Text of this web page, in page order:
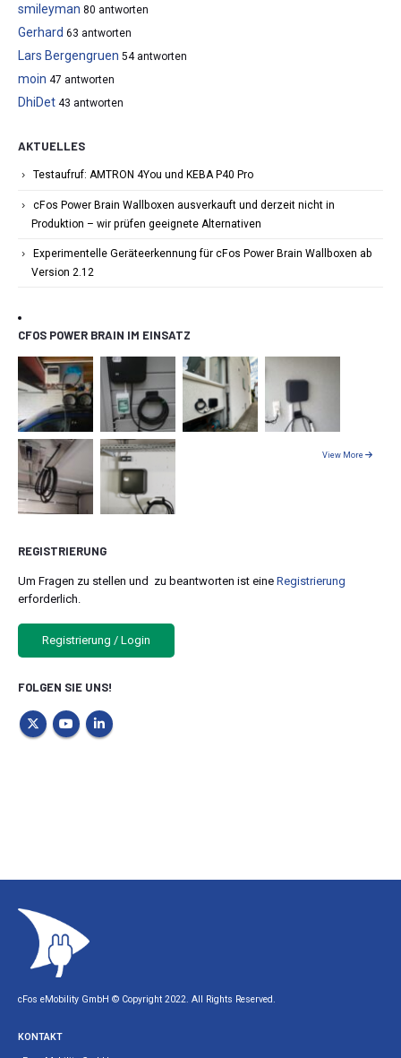
smileyman 80 antworten
Gerhard 63 antworten
Lars Bergengruen 54 antworten
moin 47 antworten
DhiDet 43 antworten
AKTUELLES
Testaufruf: AMTRON 4You und KEBA P40 Pro
cFos Power Brain Wallboxen ausverkauft und derzeit nicht in
Produktion – wir prüfen geeignete Alternativen
Experimentelle Geräteerkennung für cFos Power Brain Wallboxen ab
Version 2.12
CFOS POWER BRAIN IM EINSATZ
View More
REGISTRIERUNG
Um Fragen zu stellen und zu beantworten ist eine Registrierung
erforderlich.
Registrierung / Login
FOLGEN SIE UNS!
cFos eMobility GmbH © Copyright 2022. All Rights Reserved.
KONTAKT